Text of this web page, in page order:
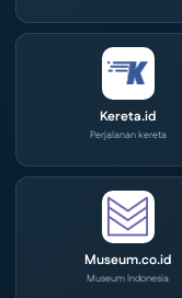
Kereta.id
Perjalanan kereta
Museum.co.id
Museum Indonesia